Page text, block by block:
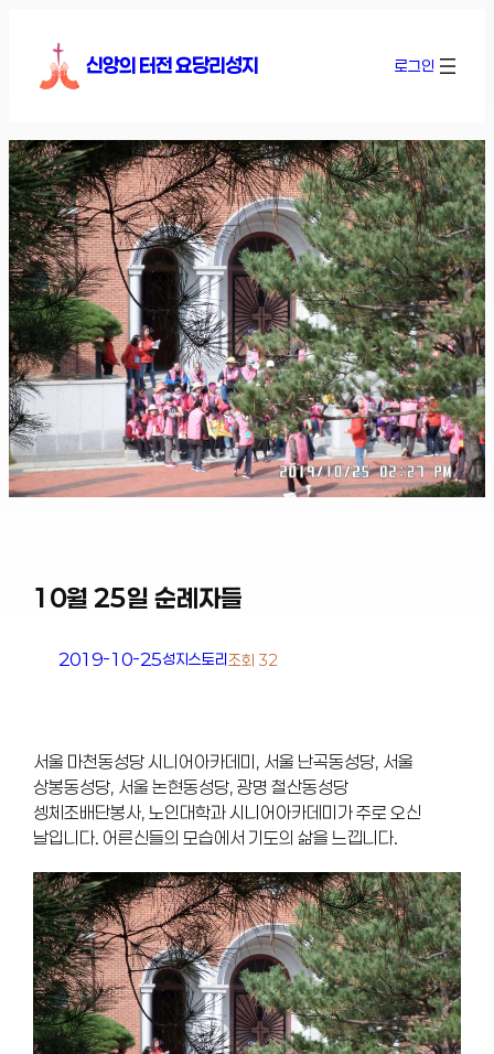
로
가
기
신앙의 터전 요당리성지 로그인
10월 25일 순례자들
2019-10-25성지스토리조회 32
서울 마천동성당 시니어아카데미, 서울 난곡동성당, 서울
상봉동성당, 서울 논현동성당, 광명 철산동성당
셍체조배단봉사, 노인대학과 시니어아카데미가 주로 오신
날입니다. 어른신들의 모습에서 기도의 삶을 느낍니다.